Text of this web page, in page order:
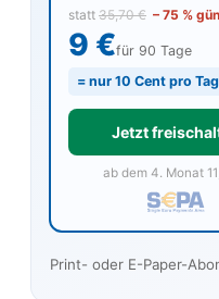
statt 35,70 € – 75 %
9 €für 90 Tage
= nur 10 Cent pro Tag
Jetzt
ab dem 4. Monat
Print- oder E-Paper-